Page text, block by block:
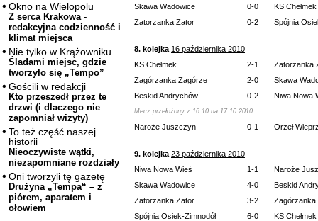
Okno na Wielopolu
Z serca Krakowa -
redakcyjna codzienność i
klimat miejsca
Nie tylko w Krążowniku
Śladami miejsc, gdzie
tworzyło się „Tempo”
Gościli w redakcji
Kto przeszedł przez te
drzwi (i dlaczego nie
zapomniał wizyty)
To też część naszej
historii
Nieoczywiste wątki,
niezapomniane rozdziały
Oni tworzyli tę gazetę
Drużyna „Tempa“ – z
piórem, aparatem i
ołowiem
Skawa Wadowice
0-0
KS Chełmek
Zatorzanka Zator
0-2 Spójnia
8. kolejka 16 października 2010
KS Chełmek
2-1
Zatorzanka
Zagórzanka Zagórze
2-0
Skawa
Beskid Andrychów
0-2 Niwa Nowa
Mecz przełożony z 16.10 na 17.10.2010
Naroże Juszczyn 0-1 Orzeł
9. kolejka 23 października 2010
Niwa Nowa Wieś
1-1
Naroże
Skawa Wadowice
4-0
Beskid
Zatorzanka Zator
3-2
Zagórzanka
Spójnia Osiek-Zimnodół
6-0 KS Chełmek